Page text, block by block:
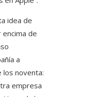
idea de
encima de
a
los noventa:
empresa